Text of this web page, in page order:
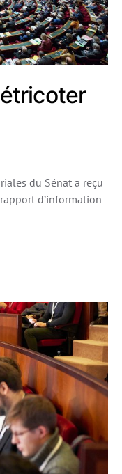
du Sénat a reçu
d’information